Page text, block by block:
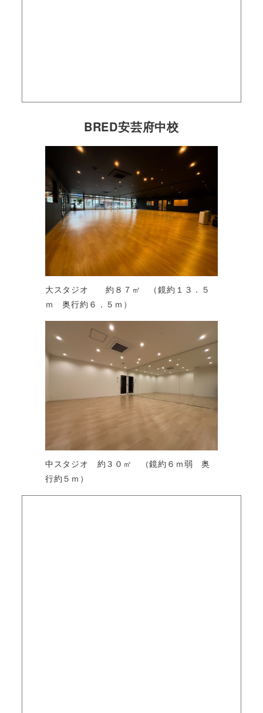
BRED安芸府中校
大スタジオ 約８７㎡ （鏡約１３．５
ｍ 奥行約６．５ｍ）
中スタジオ 約３０㎡ （鏡約６ｍ弱 奥
行約５ｍ）